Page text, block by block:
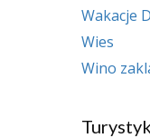
Wakacje
Wies
Wino